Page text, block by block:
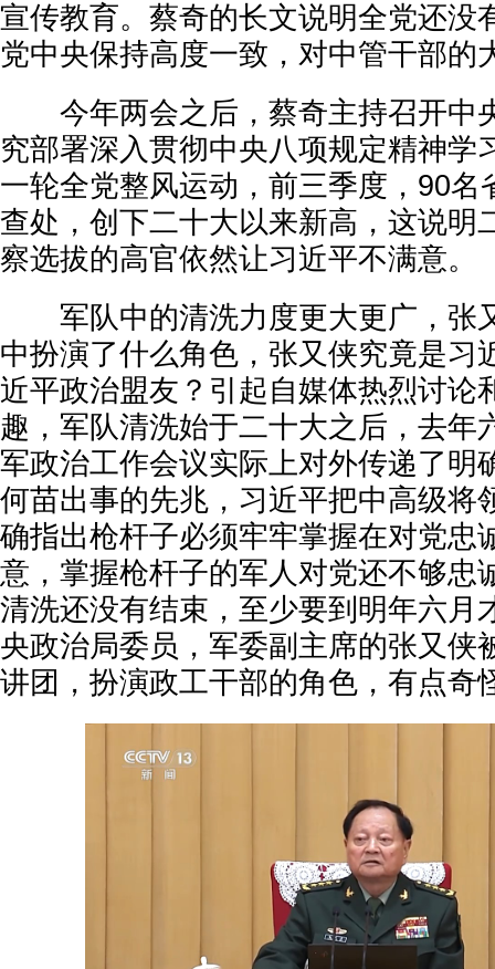
宣传教育。蔡奇的长文说明全党还没
党中央保持高度一致，对中管干部的
今年两会之后，蔡奇主持召开中
究部署深入贯彻中央八项规定精神学
一轮全党整风运动，前三季度，90名
查处，创下二十大以来新高，这说明
察选拔的高官依然让习近平不满意。
军队中的清洗力度更大更广，张
中扮演了什么角色，张又侠究竟是习
近平政治盟友？引起自媒体热烈讨论
趣，军队清洗始于二十大之后，去年
军政治工作会议实际上对外传递了明
何苗出事的先兆，习近平把中高级将
确指出枪杆子必须牢牢掌握在对党忠
意，掌握枪杆子的军人对党还不够忠
清洗还没有结束，至少要到明年六月
央政治局委员，军委副主席的张又侠
讲团，扮演政工干部的角色，有点奇